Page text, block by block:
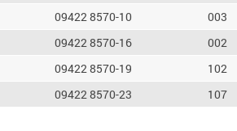
09422 8570-10 003
09422 8570-16 002
09422 8570-19 102
09422 8570-23 107